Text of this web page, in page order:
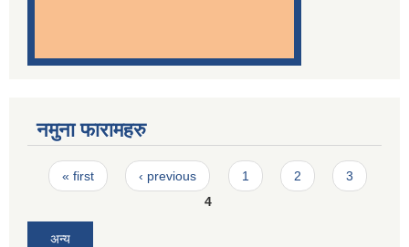
नमुना फारामहरु
Pages
« first ‹ previous 1 2
3
4
अन्य